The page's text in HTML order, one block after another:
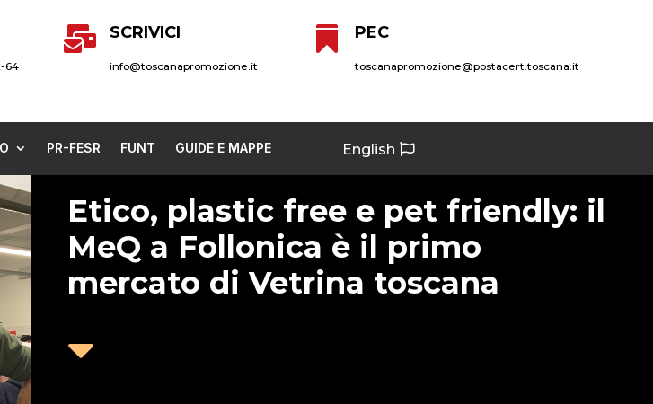
64
 SCRIVICI
info@toscanapromozione.it
 PEC
toscanapromozione@postacert.toscana.it
PR-FESR FUNT GUIDE E MAPPE English
Etico, plastic free e pet friendly: il
MeQ a Follonica è il primo
mercato di Vetrina toscana
